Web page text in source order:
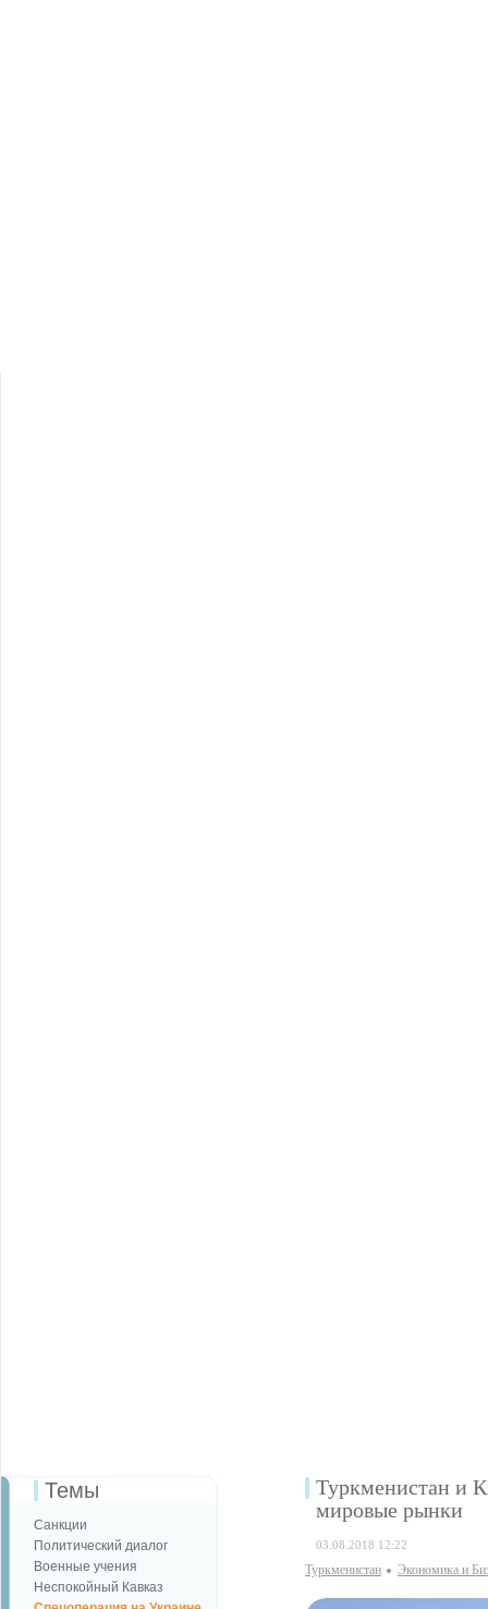
Темы
Санкции
Политический диалог
Военные учения
Неспокойный Кавказ
Туркменистан и
мировые рынки
03.08.2018 12:22
Туркменистан Экономика и